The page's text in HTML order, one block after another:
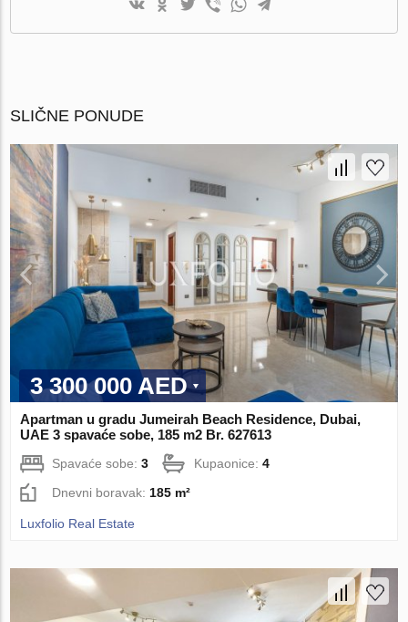
SLIČNE PONUDE
3 300 000 AED
Apartman u gradu Jumeirah Beach Residence, Dubai,
UAE 3 spavaće sobe, 185 m2 Br. 627613
Spavaće sobe:3 Kupaonice:4
Dnevni boravak:185 m²
Luxfolio Real Estate